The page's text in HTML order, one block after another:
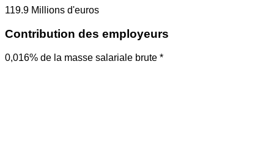
119.9 Millions d'euros
Contribution des employeurs
0,016% de la masse salariale brute *